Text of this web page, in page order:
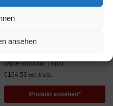
ansehen
76/18 | 5 Stück | 2,5 mm | Breite
wabenstruktur | opal
€164,53 inkl. MwSt.
Produkt ansehen*